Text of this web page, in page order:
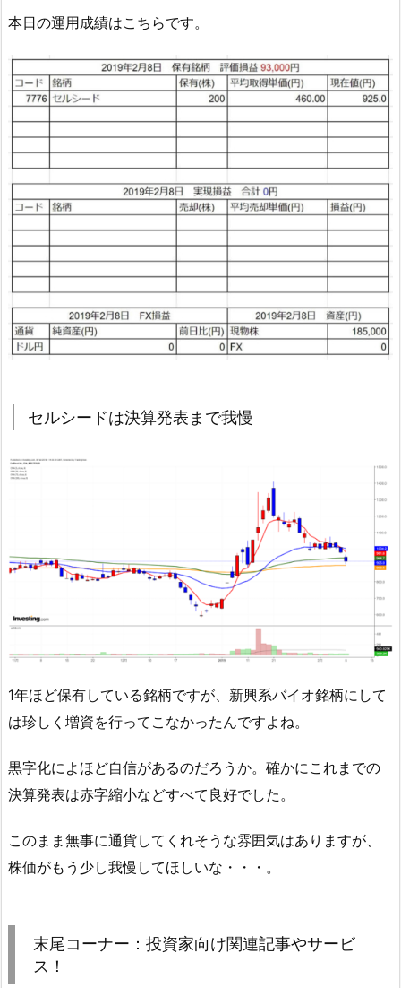
本日の運用成績はこちらです。
セルシードは決算発表まで我慢
1年ほど保有している銘柄ですが、新興系バイオ銘柄にして
は珍しく増資を行ってこなかったんですよね。
黒字化によほど自信があるのだろうか。確かにこれまでの
決算発表は赤字縮小などすべて良好でした。
このまま無事に通貨してくれそうな雰囲気はありますが、
株価がもう少し我慢してほしいな・・・。
末尾コーナー：投資家向け関連記事やサービ
ス！